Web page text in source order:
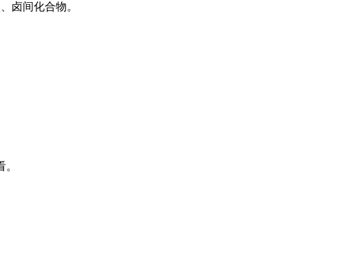
卤间化合物。